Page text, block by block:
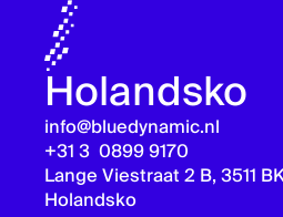
Holandsko
info@bluedynamic.nl
+31 3 0899 9170
Lange Viestraat 2 B, 3511
Holandsko